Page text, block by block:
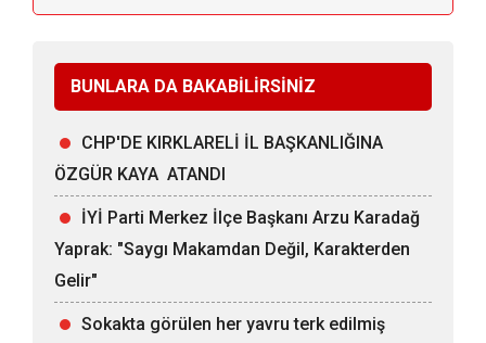
BUNLARA DA BAKABİLİRSİNİZ
CHP'DE KIRKLARELİ İL BAŞKANLIĞINA
ÖZGÜR KAYA ATANDI
İYİ Parti Merkez İlçe Başkanı Arzu Karadağ
Yaprak: "Saygı Makamdan Değil, Karakterden
Gelir"
Sokakta görülen her yavru terk edilmiş